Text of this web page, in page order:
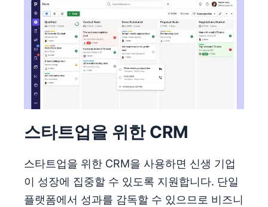
중소기업을 위한 CRM
대기업을 위한 CRM
스타트업을 위한 CRM
스타트업을 위한 CRM을 사용하면 신생 기업
이 성장에 집중할 수 있도록 지원합니다. 단일
플랫폼에서 성과를 감독할 수 있으므로 비즈니